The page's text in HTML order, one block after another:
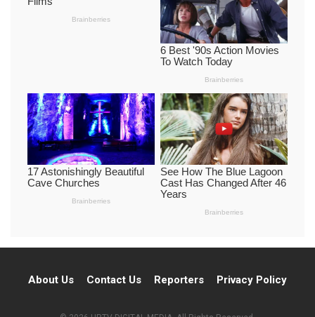
About Us Contact Us Reporters Privacy Policy